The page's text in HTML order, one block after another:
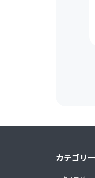
カテゴリー